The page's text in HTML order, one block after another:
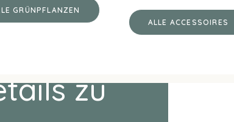
GRÜNPFLANZEN
ALLE ACCESSOIRES
zu